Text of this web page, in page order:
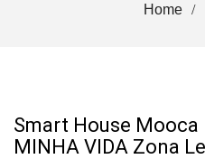
Home
Smart House Mooca
MINHA VIDA Zona